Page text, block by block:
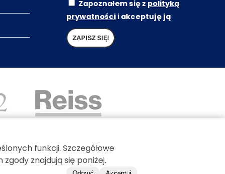
Zapoznałem się z polityką
prywatnościi akceptuję ją
funkcji. Szczegółowe
znajdują się poniżej.